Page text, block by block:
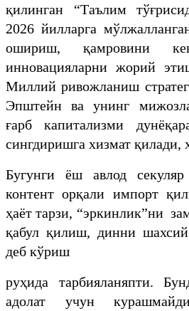
қилинган “Таълим
2026 йилларга
ошириш, қамровини
инновацияларни жорий
Миллий ривожланиш
Эпштейн ва унинг
ғарб капитализми
сингдиришга хизмат қилади,
Бугунги ёш авлод
контент орқали импорт
ҳаёт тарзи, “эркинлик”ни
қабул қилиш, динни
деб кўриш
руҳида тарбияланяпти.
адолат учун